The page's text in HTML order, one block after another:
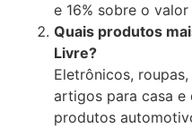
e 16% sobre o
Quais produtos
Livre?
Eletrônicos,
artigos para casa e
produtos